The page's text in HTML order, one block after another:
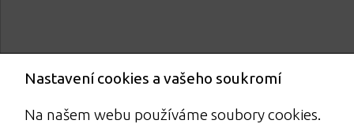
Nastavení cookies a vašeho soukromí
Na našem webu používáme soubory cookies.